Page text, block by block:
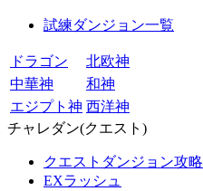
試練ダンジョン一覧
ドラゴン
北欧神
中華神
和神
エジプト神 西洋神
チャレダン(クエスト)
クエストダンジョン攻略
EXラッシュ